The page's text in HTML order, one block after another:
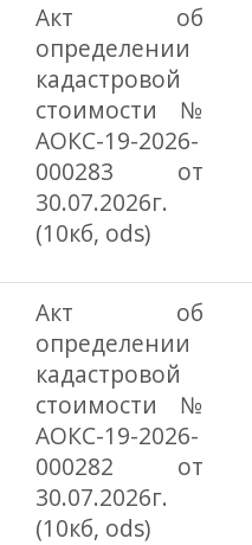
Акт об
определении
кадастровой
стоимости №
АОКС-19-2026-
000283 от
30.07.2026г.
(10кб, ods)
Акт об
определении
кадастровой
стоимости №
АОКС-19-2026-
000282 от
30.07.2026г.
(10кб, ods)